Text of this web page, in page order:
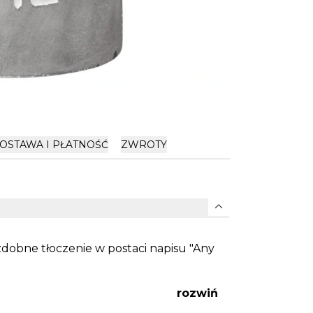
I PŁATNOŚĆ ZWROTY
expand_more
tłoczenie w postaci napisu "Any
rozwiń